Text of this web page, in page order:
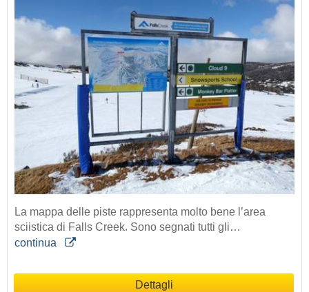
La mappa delle piste rappresenta molto bene l’area
sciistica di Falls Creek. Sono segnati tutti gli…
continua
Dettagli